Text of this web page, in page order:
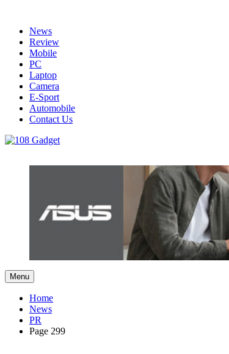
contentNews
Review
Mobile
PC
Laptop
Camera
E-Sport
Automobile
Contact Us
รวบรวมเรื่องราว Gadget IT ,Laptop, Smartphone , ยา
Menu
Home
News
PR
Page 299